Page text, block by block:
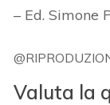
– Ed. Simone
Valuta la